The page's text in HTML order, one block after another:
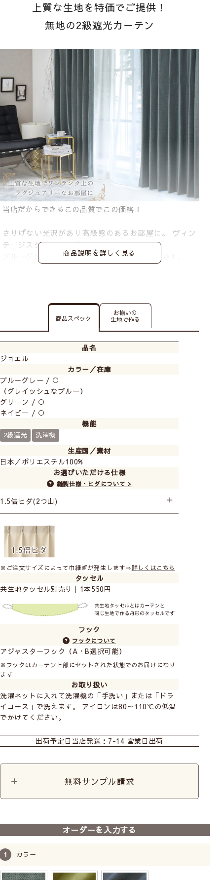
上質な生地を特価でご提供！
無地の2級遮光カーテン
当店だからできるこの品質でこの価格！
さりげない光沢があり高級感のあるお部屋に。 ヴィン
テージスタイルにもぴったりです。
ブルーグレー、グリーン、ネイビーの3色展開です。
しっかりした織り目でラグジュアリー感があり、実際触
ってみると手触りがよいソフトな生地です。
遮光2級なので夜はお部屋をしっかり暗くしてくれるの
でぐっすり眠れ、
朝はほどよく日光を取り入れてくれるので、気持ちよく
ブルーグレーはグレイッシュなブルーで、シックで落ち
味のある黄みがかったくすみがすこしあります。
寝室やリビング、書斎など、落ち着いてくつろぎたいお
部屋と相性抜群です。
商品説明を詳しく見る
商品スペック
お揃いの
生地で作る
品名
ジョエル
カラー／在庫
ブルーグレー / ○
（グレイッシュなブルー）
グリーン / ○
ネイビー / ○
機能
2級遮光 洗濯機
生産国／素材
日本／ポリエステル100%
お選びいただける仕様
縫製仕様・ヒダについて >
1.5倍ヒダ(2つ山)
├スタンダード縫製+形状記憶
※ご注文サイズによって巾継ぎが発生します⇒詳しくはこちら
タッセル
共生地タッセル別売り｜1本550円
フック
フックについて
アジャスターフック（A・B選択可能）
※フックはカーテン上部にセットされた状態でのお届けになり
ます
お取り扱い
洗濯ネットに入れて洗濯機の「手洗い」または「ドラ
イコース」で洗えます。 アイロンは80～110℃の低温
でかけてください。
出荷予定日 当店発送：7-14 営業日出荷
無料サンプル請求
オーダーを入力する
カラー